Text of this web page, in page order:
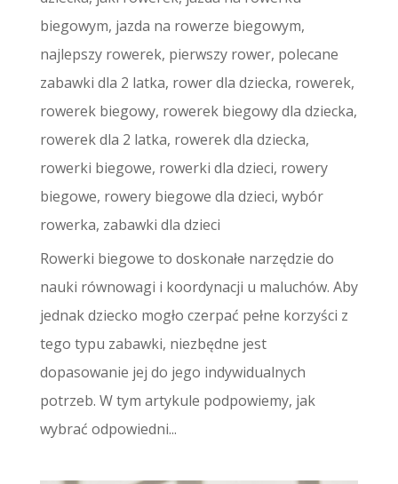
biegowym, jazda na rowerze biegowym,
najlepszy rowerek, pierwszy rower, polecane
zabawki dla 2 latka, rower dla dziecka, rowerek,
rowerek biegowy, rowerek biegowy dla dziecka,
rowerek dla 2 latka, rowerek dla dziecka,
rowerki biegowe, rowerki dla dzieci, rowery
biegowe, rowery biegowe dla dzieci, wybór
rowerka, zabawki dla dzieci
Rowerki biegowe to doskonałe narzędzie do
nauki równowagi i koordynacji u maluchów. Aby
jednak dziecko mogło czerpać pełne korzyści z
tego typu zabawki, niezbędne jest
dopasowanie jej do jego indywidualnych
potrzeb. W tym artykule podpowiemy, jak
wybrać odpowiedni...